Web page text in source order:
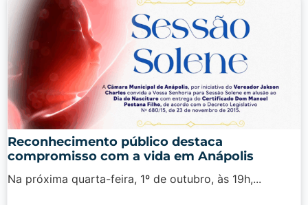
Reconhecimento público destaca
compromisso com a vida em Anápolis
Na próxima quarta-feira, 1º de outubro, às 19h,...